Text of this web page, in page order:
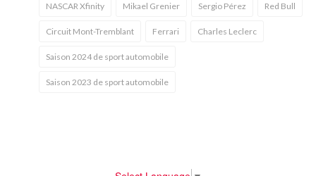
NASCAR Xfinity Mikael Grenier Sergio Pérez Red Bull
Circuit Mont-Tremblant Ferrari Charles Leclerc
Saison 2024 de sport automobile
Saison 2023 de sport automobile